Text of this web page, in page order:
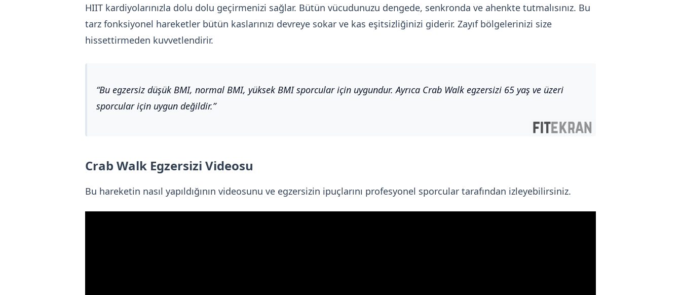
HIIT kardiyolarınızla dolu dolu geçirmenizi sağlar. Bütün vücudunuzu dengede, senkronda ve ahenkte tutmalısınız. Bu
tarz fonksiyonel hareketler bütün kaslarınızı devreye sokar ve kas eşitsizliğinizi giderir. Zayıf bölgelerinizi size
hissettirmeden kuvvetlendirir.
Bu egzersiz düşük BMI, normal BMI, yüksek BMI sporcular için uygundur. Ayrıca Crab Walk egzersizi 65 yaş ve üzeri
sporcular için uygun değildir.
Crab Walk Egzersizi Videosu
Bu hareketin nasıl yapıldığının videosunu ve egzersizin ipuçlarını profesyonel sporcular tarafından izleyebilirsiniz.